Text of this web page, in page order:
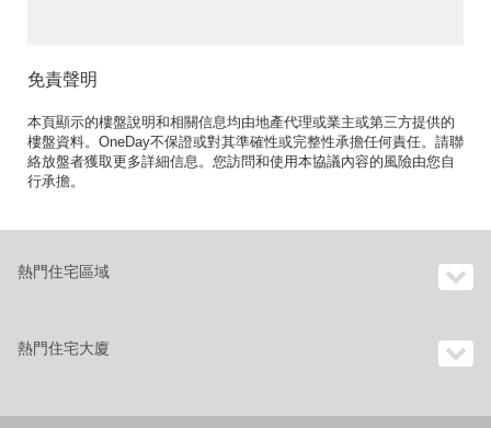
免責聲明
本頁顯示的樓盤說明和相關信息均由地產代理或業主或第三方提供的
樓盤資料。OneDay不保證或對其準確性或完整性承擔任何責任。請聯
絡放盤者獲取更多詳細信息。您訪問和使用本協議內容的風險由您自
行承擔。
熱門住宅區域
熱門住宅大廈